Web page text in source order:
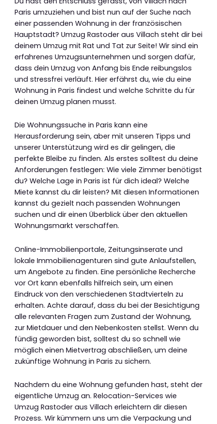
Paris umzuziehen und bist nun auf der Suche nach
einer passenden Wohnung in der französischen
Hauptstadt? Umzug Rastoder aus Villach steht dir bei
deinem Umzug mit Rat und Tat zur Seite! Wir sind ein
erfahrenes Umzugsunternehmen und sorgen dafür,
dass dein Umzug von Anfang bis Ende reibungslos
und stressfrei verläuft. Hier erfährst du, wie du eine
Wohnung in Paris findest und welche Schritte du für
deinen Umzug planen musst.
Die Wohnungssuche in Paris kann eine
Herausforderung sein, aber mit unseren Tipps und
unserer Unterstützung wird es dir gelingen, die
perfekte Bleibe zu finden. Als erstes solltest du deine
Anforderungen festlegen: Wie viele Zimmer benötigst
du? Welche Lage in Paris ist für dich ideal? Welche
Miete kannst du dir leisten? Mit diesen Informationen
kannst du gezielt nach passenden Wohnungen
suchen und dir einen Überblick über den aktuellen
Wohnungsmarkt verschaffen.
Online-Immobilienportale, Zeitungsinserate und
lokale Immobilienagenturen sind gute Anlaufstellen,
um Angebote zu finden. Eine persönliche Recherche
vor Ort kann ebenfalls hilfreich sein, um einen
Eindruck von den verschiedenen Stadtvierteln zu
erhalten. Achte darauf, dass du bei der Besichtigung
alle relevanten Fragen zum Zustand der Wohnung,
zur Mietdauer und den Nebenkosten stellst. Wenn du
fündig geworden bist, solltest du so schnell wie
möglich einen Mietvertrag abschließen, um deine
zukünftige Wohnung in Paris zu sichern.
Nachdem du eine Wohnung gefunden hast, steht der
eigentliche Umzug an. Relocation-Services wie
Umzug Rastoder aus Villach erleichtern dir diesen
Prozess. Wir kümmern uns um die Verpackung und